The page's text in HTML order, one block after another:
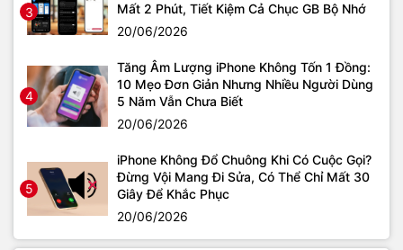
3
Mất 2 Phút, Tiết Kiệm Cả Chục GB Bộ Nhớ
20/06/2026
4
Tăng Âm Lượng iPhone Không Tốn 1 Đồng:
10 Mẹo Đơn Giản Nhưng Nhiều Người Dùng
5 Năm Vẫn Chưa Biết
20/06/2026
5
iPhone Không Đổ Chuông Khi Có Cuộc Gọi?
Đừng Vội Mang Đi Sửa, Có Thể Chỉ Mất 30
Giây Để Khắc Phục
20/06/2026